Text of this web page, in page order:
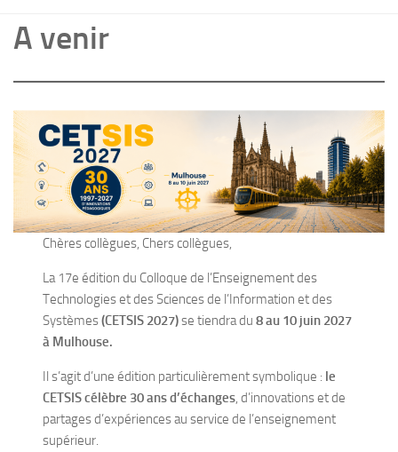
A venir
Chères collègues, Chers collègues,
La 17e édition du Colloque de l’Enseignement des
Technologies et des Sciences de l’Information et des
Systèmes(CETSIS 2027)se tiendra du8 au 10 juin 2027
à Mulhouse.
Il s’agit d’une édition particulièrement symbolique : le
CETSIS célèbre 30 ans d’échanges, d’innovations et de
partages d’expériences au service de l’enseignement
supérieur.